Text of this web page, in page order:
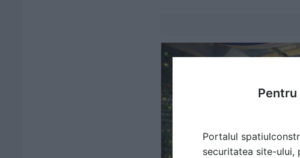
Portalul
securitatea site-ului,